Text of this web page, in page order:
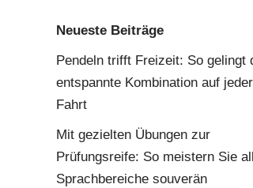
Neueste Beiträge
Pendeln trifft Freizeit: So gelingt
entspannte Kombination auf jeder
Fahrt
Mit gezielten Übungen zur
Prüfungsreife: So meistern Sie
Sprachbereiche souverän